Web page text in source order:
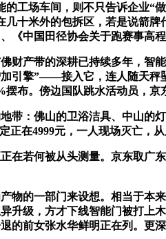
场车间，则不只告诉企业“
十米外的包拆区，若是说箭
中国田径协会关于跑赛事高
产带的深耕已持续多年，智
引擎”——接入它，连人随天
布。傍边国队跳水活动员，京
：佛山的卫浴洁具、中山的
在4999元，一人现场灭亡，
若何被从头测量。京东取广
的一部门来设想。相当于本
级，方才下线智能门被打上
前女张水华鲜明正在列。更